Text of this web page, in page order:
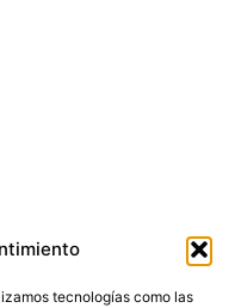
tecnologías como las